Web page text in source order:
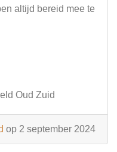
altijd bereid mee te
Oud Zuid
op 2 september 2024